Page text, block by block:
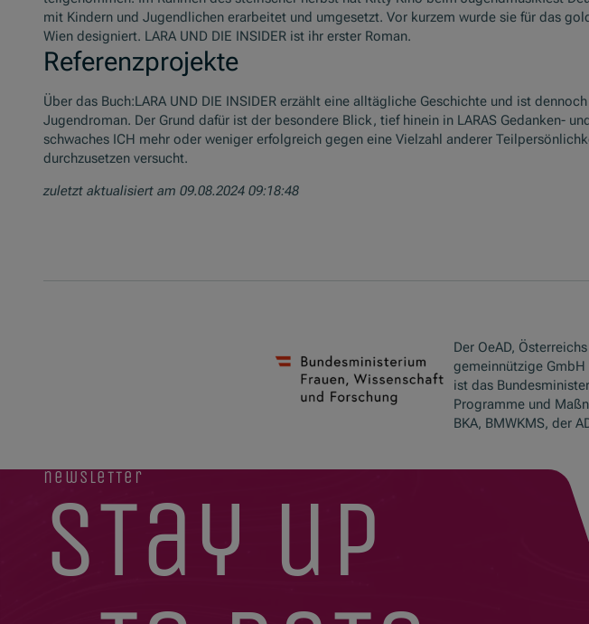
mit Kindern und Jugendlichen erarbeitet und umgesetzt. Vor kurzem wurde sie für das
Wien designiert. LARA UND DIE INSIDER ist ihr erster Roman.
Referenzprojekte
Über das Buch:LARA UND DIE INSIDER erzählt eine alltägliche Geschichte und ist
Jugendroman. Der Grund dafür ist der besondere Blick, tief hinein in LARAS Gedanken-
schwaches ICH mehr oder weniger erfolgreich gegen eine Vielzahl anderer
durchzusetzen versucht.
zuletzt aktualisiert am 09.08.2024 09:18:48
Der OeAD,
gemeinnützige
ist das
Programme und
BKA, BMWKMS, der
newsletter
stay up